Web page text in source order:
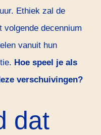
Ethiek zal de
volgende decennium
vanuit hun
Hoe speel je als
verschuivingen?
dat